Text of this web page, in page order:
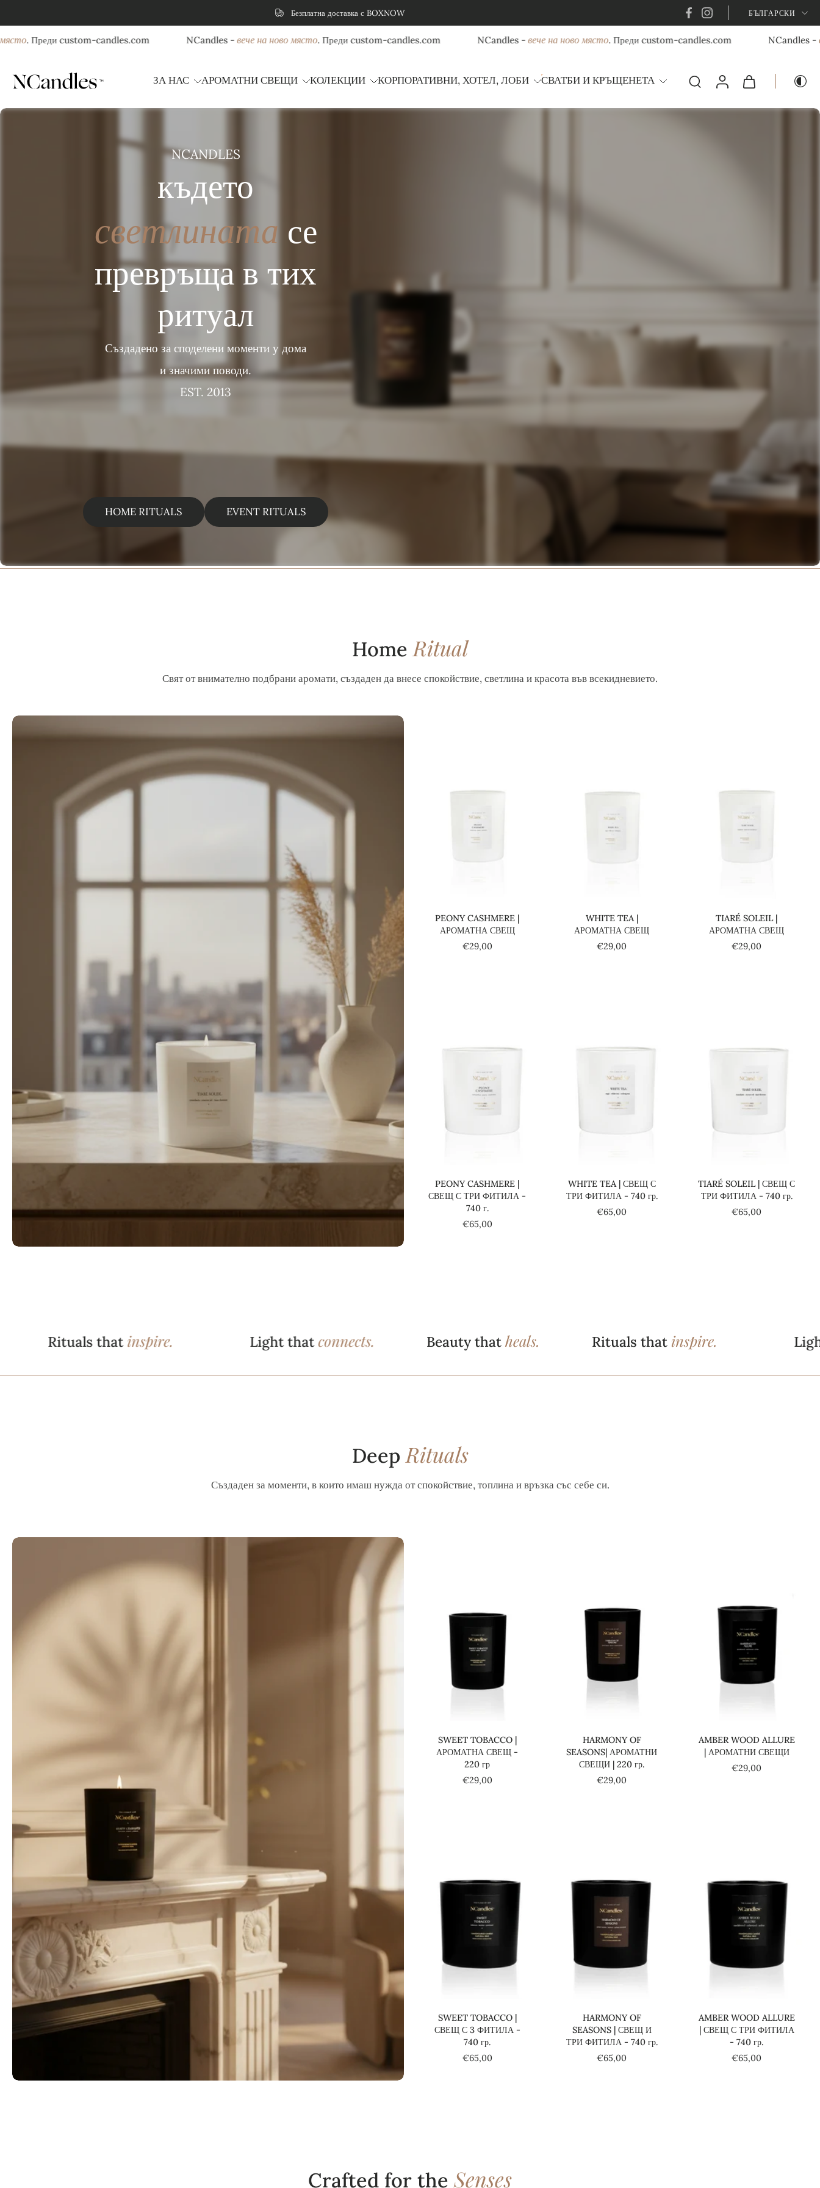
съдържанието
Безплатна доставка с BOXNOW БЪЛГАРСКИ
. Преди custom-candles.com NCandles -вече на ново място. Преди custom-candles.com NCandles -вече на ново място. Преди custom-candles.com NCandles -вече
ЗА НАС АРОМАТНИ СВЕЩИ КОЛЕКЦИИ КОРПОРАТИВНИ, ХОТЕЛ, ЛОБИ СВАТБИ И КРЪЩЕНЕТА
NCANDLES
където
светлината се
превръща в тих
ритуал
Създадено за споделени моменти у дома
и значими поводи.
EST. 2013
HOME RITUALS EVENT RITUALS
HomeRitual
Свят от внимателно подбрани аромати, създаден да внесе спокойствие, светлина и красота във всекидневието.
PEONY CASHMERE |
АРОМАТНА СВЕЩ
€29,00
WHITE TEA |
АРОМАТНА СВЕЩ
€29,00
TIARÉ SOLEIL |
АРОМАТНА СВЕЩ
€29,00
PEONY CASHMERE |
СВЕЩ С ТРИ ФИТИЛА -
740 г.
€65,00
WHITE TEA | СВЕЩ С
ТРИ ФИТИЛА - 740 гр.
€65,00
TIARÉ SOLEIL | СВЕЩ С
ТРИ ФИТИЛА - 740 гр.
€65,00
Rituals thatinspire. Light thatconnects. Beauty thatheals. Rituals thatinspire. Light
DeepRituals
Създаден за моменти, в които имаш нужда от спокойствие, топлина и връзка със себе си.
SWEET TOBACCO |
АРОМАТНА СВЕЩ -
220 гр
€29,00
HARMONY OF
SEASONS| АРОМАТНИ
СВЕЩИ | 220 гр.
€29,00
AMBER WOOD ALLURE
| АРОМАТНИ СВЕЩИ
€29,00
SWEET TOBACCO |
СВЕЩ С 3 ФИТИЛА -
740 гр.
€65,00
HARMONY OF
SEASONS | СВЕЩ И
ТРИ ФИТИЛА - 740 гр.
€65,00
AMBER WOOD ALLURE
| СВЕЩ С ТРИ ФИТИЛА
- 740 гр.
€65,00
Crafted for theSenses